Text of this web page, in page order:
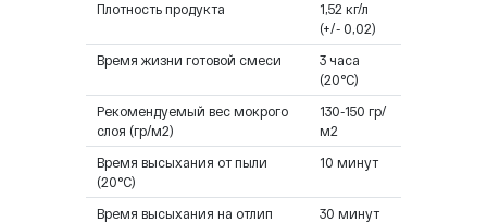
Плотность продукта
1,52 кг/л
(+/- 0,02)
Время жизни готовой смеси
3 часа
(20°C)
Рекомендуемый вес мокрого
слоя (гр/м2)
130-150 гр/
м2
Время высыхания от пыли
(20°C)
10 минут
Время высыхания на отлип
30 минут